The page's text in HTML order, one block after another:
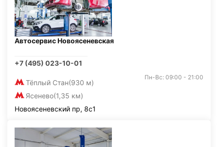
Автосервис Новоясеневская
+7 (495) 023-10-01
Тёплый Стан(930 м)
Ясенево(1,35 км)
Пн-Вс: 09:00 - 21:00
Новоясеневский пр, 8с1